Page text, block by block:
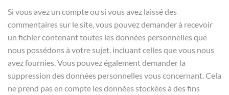
Si vous avez un compte ou si vous avez laissé des
commentaires sur le site, vous pouvez demander à recevoir
un fichier contenant toutes les données personnelles que
nous possédons à votre sujet, incluant celles que vous nous
avez fournies. Vous pouvez également demander la
suppression des données personnelles vous concernant. Cela
ne prend pas en compte les données stockées à des fins